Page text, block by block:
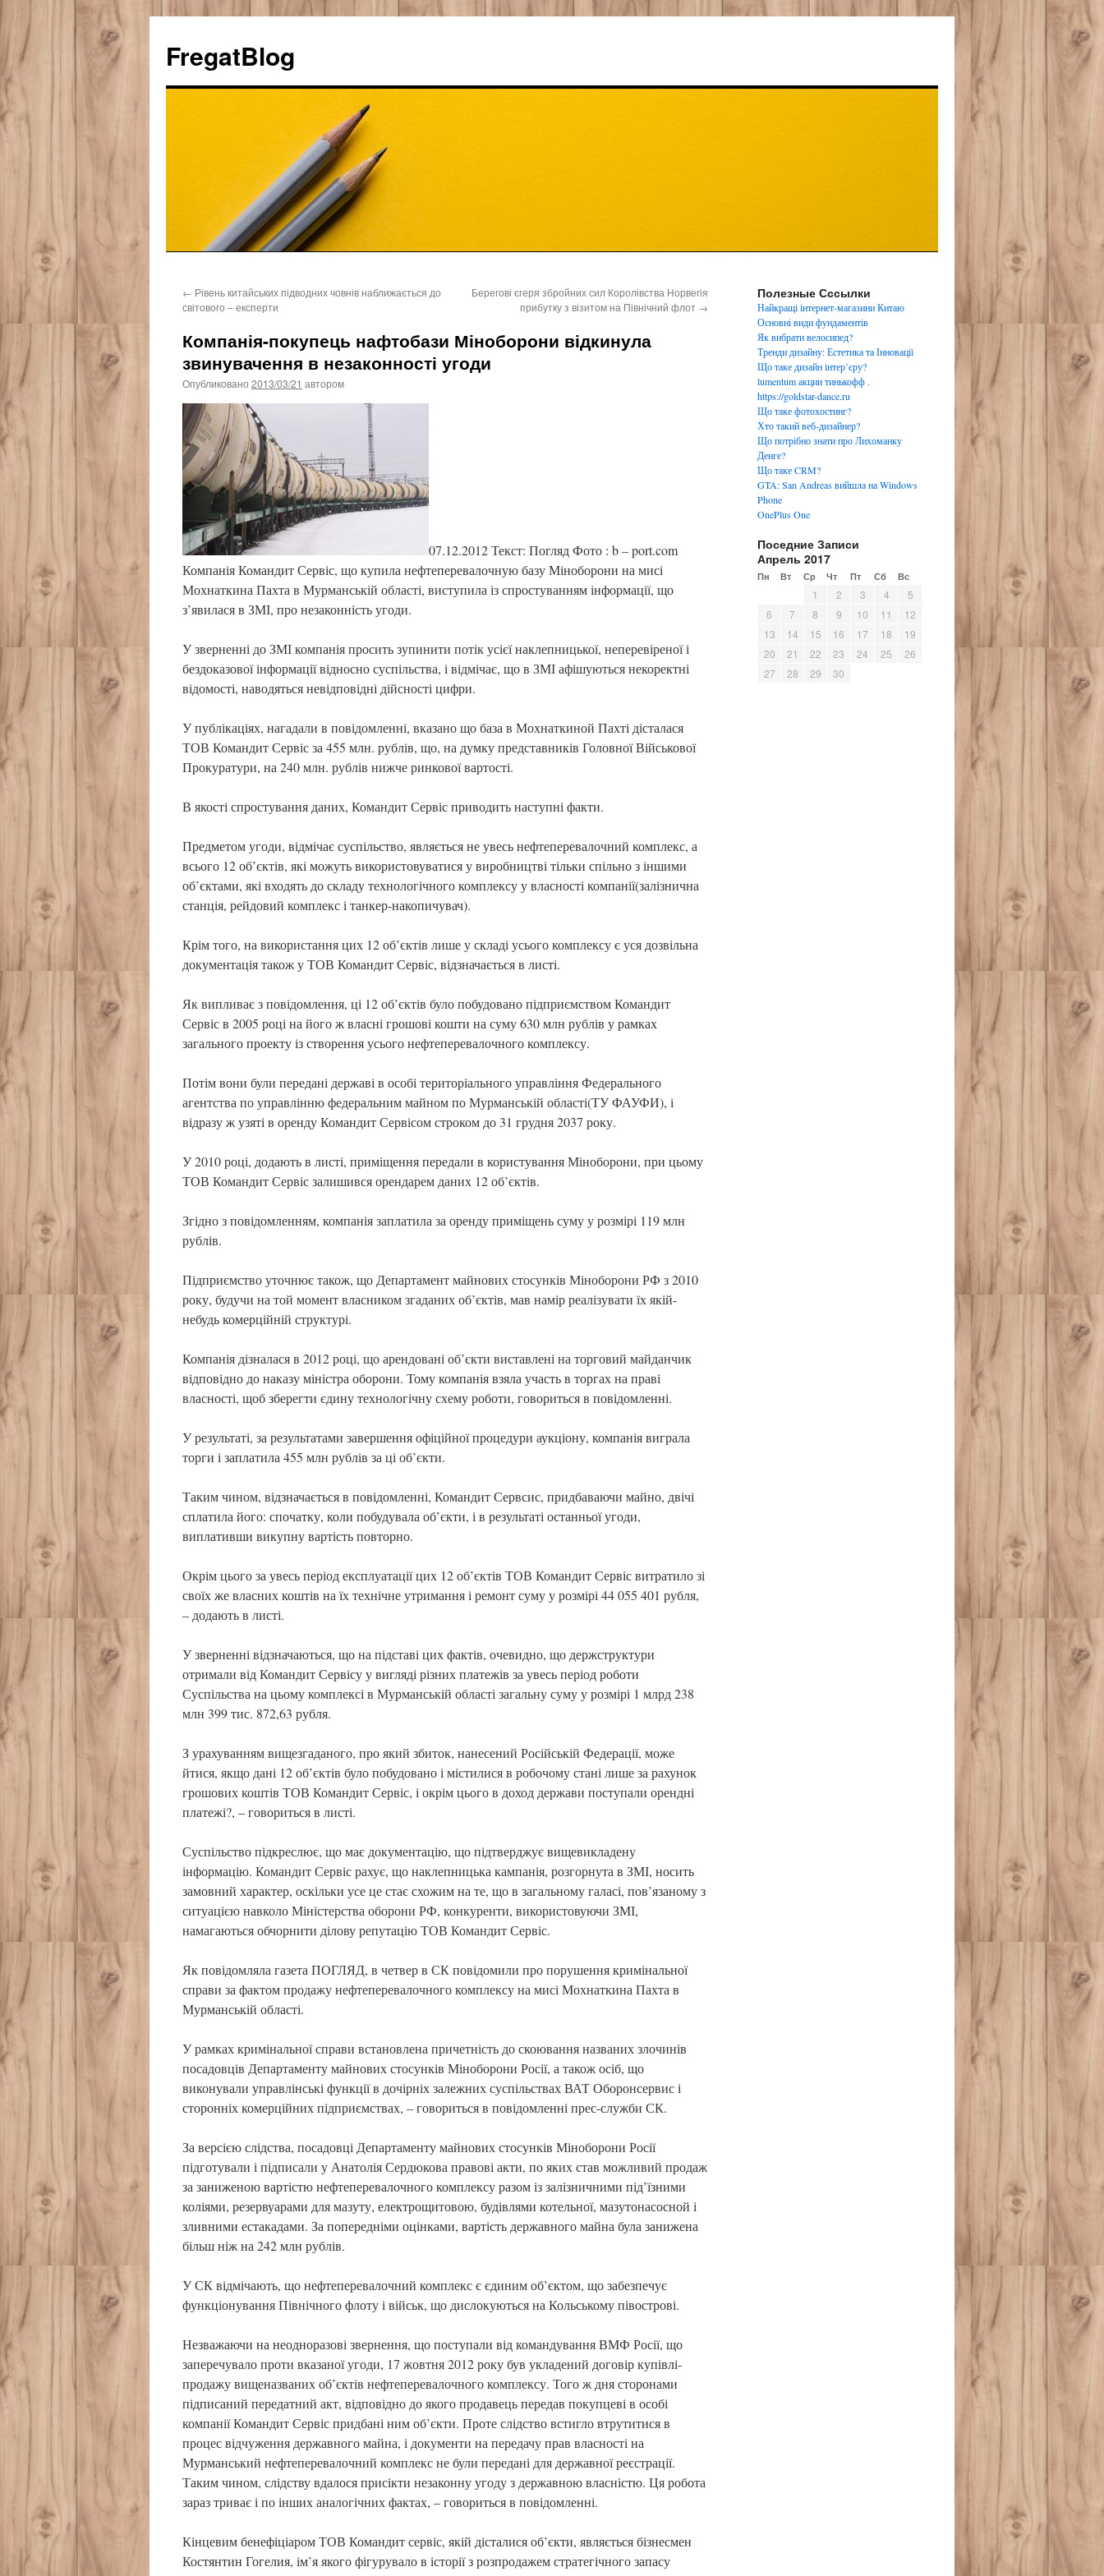
FregatBlog
← Рівень китайських підводних човнів наближається до
світового – експерти
Берегові єгеря збройних сил Королівства Норвегія
прибутку з візитом на Північний флот →
Компанія-покупець нафтобази Міноборони відкинула
звинувачення в незаконності угоди
Опубликовано 2013/03/21 автором
07.12.2012 Текст: Погляд Фото : b – port.com
Компанія Командит Сервіс, що купила нефтеперевалочную базу Міноборони на мисі
Мохнаткина Пахта в Мурманській області, виступила із спростуванням інформації, що
з’явилася в ЗМІ, про незаконність угоди.
У зверненні до ЗМІ компанія просить зупинити потік усієї наклепницької, неперевіреної і
бездоказової інформації відносно суспільства, і відмічає, що в ЗМІ афішуються некоректні
відомості, наводяться невідповідні дійсності цифри.
У публікаціях, нагадали в повідомленні, вказано що база в Мохнаткиной Пахті дісталася
ТОВ Командит Сервіс за 455 млн. рублів, що, на думку представників Головної Військової
Прокуратури, на 240 млн. рублів нижче ринкової вартості.
В якості спростування даних, Командит Сервіс приводить наступні факти.
Предметом угоди, відмічає суспільство, являється не увесь нефтеперевалочний комплекс, а
всього 12 об’єктів, які можуть використовуватися у виробництві тільки спільно з іншими
об’єктами, які входять до складу технологічного комплексу у власності компанії(залізнична
станція, рейдовий комплекс і танкер-накопичувач).
Крім того, на використання цих 12 об’єктів лише у складі усього комплексу є уся дозвільна
документація також у ТОВ Командит Сервіс, відзначається в листі.
Як випливає з повідомлення, ці 12 об’єктів було побудовано підприємством Командит
Сервіс в 2005 році на його ж власні грошові кошти на суму 630 млн рублів у рамках
загального проекту із створення усього нефтеперевалочного комплексу.
Потім вони були передані державі в особі територіального управління Федерального
агентства по управлінню федеральним майном по Мурманській області(ТУ ФАУФИ), і
відразу ж узяті в оренду Командит Сервісом строком до 31 грудня 2037 року.
У 2010 році, додають в листі, приміщення передали в користування Міноборони, при цьому
ТОВ Командит Сервіс залишився орендарем даних 12 об’єктів.
Згідно з повідомленням, компанія заплатила за оренду приміщень суму у розмірі 119 млн
рублів.
Підприємство уточнює також, що Департамент майнових стосунків Міноборони РФ з 2010
року, будучи на той момент власником згаданих об’єктів, мав намір реалізувати їх якій-
небудь комерційній структурі.
Компанія дізналася в 2012 році, що арендовані об’єкти виставлені на торговий майданчик
відповідно до наказу міністра оборони. Тому компанія взяла участь в торгах на праві
власності, щоб зберегти єдину технологічну схему роботи, говориться в повідомленні.
У результаті, за результатами завершення офіційної процедури аукціону, компанія виграла
торги і заплатила 455 млн рублів за ці об’єкти.
Таким чином, відзначається в повідомленні, Командит Сервсис, придбаваючи майно, двічі
сплатила його: спочатку, коли побудувала об’єкти, і в результаті останньої угоди,
виплативши викупну вартість повторно.
Окрім цього за увесь період експлуатації цих 12 об’єктів ТОВ Командит Сервіс витратило зі
своїх же власних коштів на їх технічне утримання і ремонт суму у розмірі 44 055 401 рубля,
– додають в листі.
У зверненні відзначаються, що на підставі цих фактів, очевидно, що держструктури
отримали від Командит Сервісу у вигляді різних платежів за увесь період роботи
Суспільства на цьому комплексі в Мурманській області загальну суму у розмірі 1 млрд 238
млн 399 тис. 872,63 рубля.
З урахуванням вищезгаданого, про який збиток, нанесений Російській Федерації, може
йтися, якщо дані 12 об’єктів було побудовано і містилися в робочому стані лише за рахунок
грошових коштів ТОВ Командит Сервіс, і окрім цього в доход держави поступали орендні
платежі?, – говориться в листі.
Суспільство підкреслює, що має документацію, що підтверджує вищевикладену
інформацію. Командит Сервіс рахує, що наклепницька кампанія, розгорнута в ЗМІ, носить
замовний характер, оскільки усе це стає схожим на те, що в загальному галасі, пов’язаному з
ситуацією навколо Міністерства оборони РФ, конкуренти, використовуючи ЗМІ,
намагаються обчорнити ділову репутацію ТОВ Командит Сервіс.
Як повідомляла газета ПОГЛЯД, в четвер в СК повідомили про порушення кримінальної
справи за фактом продажу нефтеперевалочного комплексу на мисі Мохнаткина Пахта в
Мурманській області.
У рамках кримінальної справи встановлена причетність до скоювання названих злочинів
посадовців Департаменту майнових стосунків Міноборони Росії, а також осіб, що
виконували управлінські функції в дочірніх залежних суспільствах ВАТ Оборонсервис і
сторонніх комерційних підприємствах, – говориться в повідомленні прес-служби СК.
За версією слідства, посадовці Департаменту майнових стосунків Міноборони Росії
підготували і підписали у Анатолія Сердюкова правові акти, по яких став можливий продаж
за заниженою вартістю нефтеперевалочного комплексу разом із залізничними під’їзними
коліями, резервуарами для мазуту, електрощитовою, будівлями котельної, мазутонасосной і
зливними естакадами. За попередніми оцінками, вартість державного майна була занижена
більш ніж на 242 млн рублів.
У СК відмічають, що нефтеперевалочний комплекс є єдиним об’єктом, що забезпечує
функціонування Північного флоту і військ, що дислокуються на Кольському півострові.
Незважаючи на неодноразові звернення, що поступали від командування ВМФ Росії, що
заперечувало проти вказаної угоди, 17 жовтня 2012 року був укладений договір купівлі-
продажу вищеназваних об’єктів нефтеперевалочного комплексу. Того ж дня сторонами
підписаний передатний акт, відповідно до якого продавець передав покупцеві в особі
компанії Командит Сервіс придбані ним об’єкти. Проте слідство встигло втрутитися в
процес відчуження державного майна, і документи на передачу прав власності на
Мурманський нефтеперевалочний комплекс не були передані для державної реєстрації.
Таким чином, слідству вдалося присікти незаконну угоду з державною власністю. Ця робота
зараз триває і по інших аналогічних фактах, – говориться в повідомленні.
Кінцевим бенефіціаром ТОВ Командит сервіс, якій дісталися об’єкти, являється бізнесмен
Костянтин Гогелия, ім’я якого фігурувало в історії з розпродажем стратегічного запасу
Полезные Сссылки
Найкращі інтернет-магазини Китаю
Основні види фундаментів
Як вибрати велосипед?
Тренди дизайну: Естетика та Інновації
Що таке дизайн інтер’єру?
lumentum акции тинькофф .
https://goldstar-dance.ru
Що таке фотохостинг?
Хто такий веб-дизайнер?
Що потрібно знати про Лихоманку
Денге?
Що таке CRM?
GTA: San Andreas вийшла на Windows
Phone
OnePlus One
Поседние Записи
Апрель 2017
Пн Вт Ср Чт Пт Сб Вс
1 2 3 4
5
6
7 8 9 10 11
12
13
14 15 16 17 18
19
20
21 22 23 24 25
26
27
28 29 30